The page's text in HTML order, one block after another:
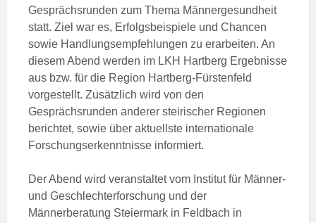
Gesprächsrunden zum Thema Männergesundheit
statt. Ziel war es, Erfolgsbeispiele und Chancen
sowie Handlungsempfehlungen zu erarbeiten. An
diesem Abend werden im LKH Hartberg Ergebnisse
aus bzw. für die Region Hartberg-Fürstenfeld
vorgestellt. Zusätzlich wird von den
Gesprächsrunden anderer steirischer Regionen
berichtet, sowie über aktuellste internationale
Forschungserkenntnisse informiert.
Der Abend wird veranstaltet vom Institut für Männer-
und Geschlechterforschung und der
Männerberatung Steiermark in Feldbach in